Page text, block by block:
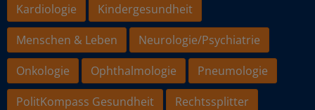
Kardiologie
Kindergesundheit
Menschen & Leben
Neurologie/Psychiatrie
Onkologie
Ophthalmologie
Pneumologie
PolitKompass Gesundheit
Rechtssplitter